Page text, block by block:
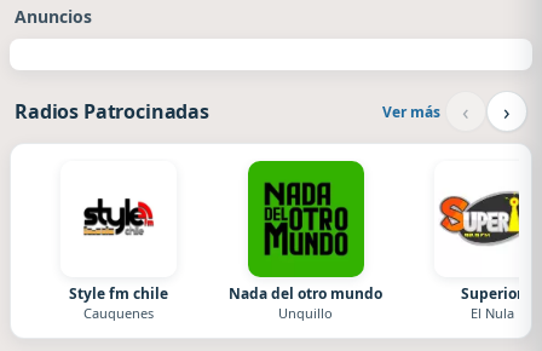
Anuncios
Radios Patrocinadas Ver más ‹ ›
Style fm chile
Cauquenes
Nada del otro mundo
Unquillo
Superior
El Nula